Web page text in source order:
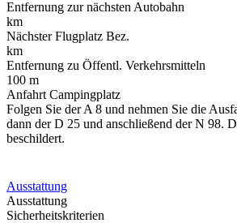
Entfernung zur nächsten Autobahn
km
Nächster Flugplatz Bez.
km
Entfernung zu Öffentl. Verkehrsmitteln
100 m
Anfahrt Campingplatz
Folgen Sie der A 8 und nehmen Sie die
dann der D 25 und anschließend der N 98.
beschildert.
Ausstattung
Ausstattung
Sicherheitskriterien